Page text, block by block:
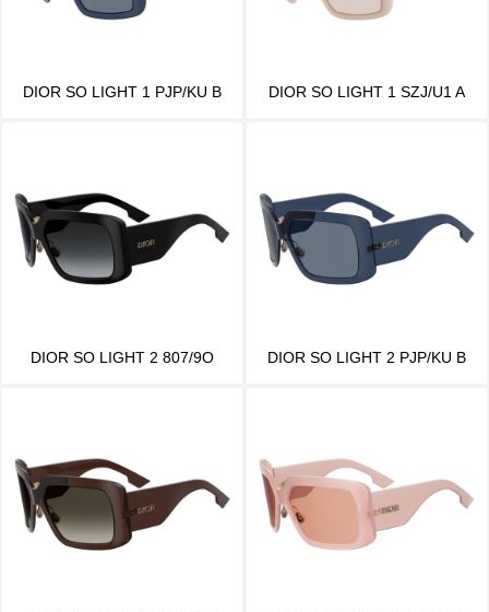
DIOR SO LIGHT 1 PJP/KU B DIOR SO LIGHT 1 SZJ/U1 A
DIOR SO LIGHT 2 807/9O DIOR SO LIGHT 2 PJP/KU B